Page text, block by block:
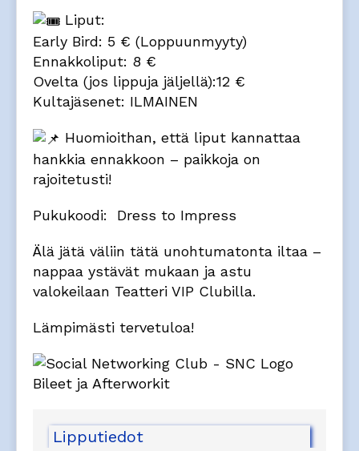
Liput:
Early Bird: 5 € (Loppuunmyyty)
Ennakkoliput: 8 €
Ovelta (jos lippuja jäljellä):12 €
Kultajäsenet: ILMAINEN
Huomioithan, että liput kannattaa
hankkia ennakkoon – paikkoja on
rajoitetusti!
Pukukoodi: Dress to Impress
Älä jätä väliin tätä unohtumatonta iltaa –
nappaa ystävät mukaan ja astu
valokeilaan Teatteri VIP Clubilla.
Lämpimästi tervetuloa!
Lipputiedot